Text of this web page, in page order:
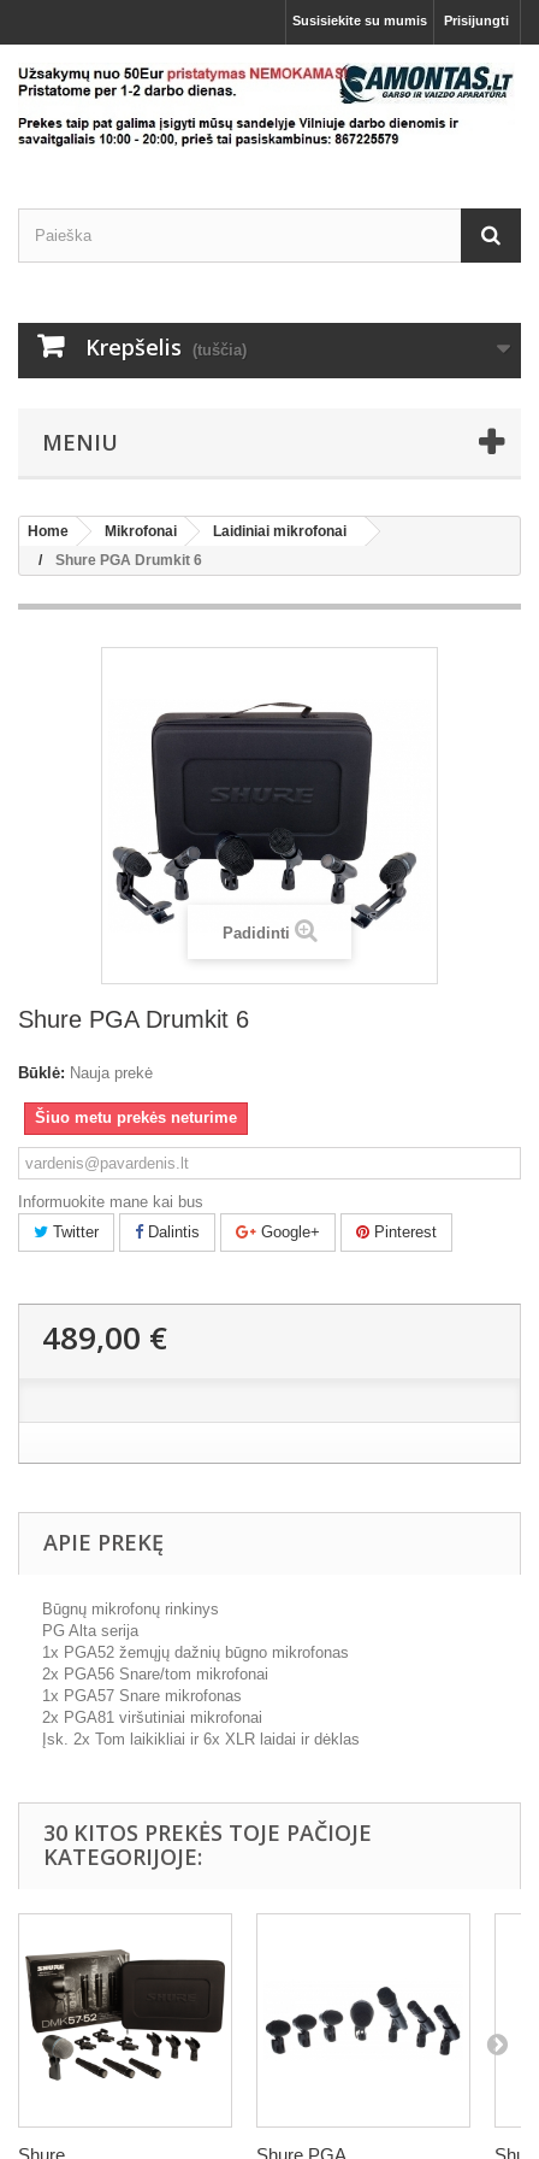
Prisijungti
Susisiekite su mumis
Krepšelis (tuščia)
MENIU
Home Mikrofonai
Laidiniai mikrofonai
Shure PGA Drumkit 6
Padidinti
Shure PGA Drumkit 6
Būklė: Nauja prekė
Šiuo metu prekės neturime
Informuokite mane kai bus
Twitter
Dalintis Google+ Pinterest
489,00 €
APIE PREKĘ
Būgnų mikrofonų rinkinys
PG Alta serija
1x PGA52 žemųjų dažnių būgno mikrofonas
2x PGA56 Snare/tom mikrofonai
1x PGA57 Snare mikrofonas
2x PGA81 viršutiniai mikrofonai
Įsk. 2x Tom laikikliai ir 6x XLR laidai ir dėklas
30 KITOS PREKĖS TOJE PAČIOJE
KATEGORIJOJE:
Shure... Shure PGA...